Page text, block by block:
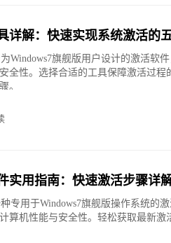
详解：快速实现系统激活的
Windows7旗舰版用户设计的激活软
全性。选择合适的工具保障激活过程
。
实用指南：快速激活步骤详
专用于Windows7旗舰版操作系统的
算机性能与安全性。轻松获取最新激